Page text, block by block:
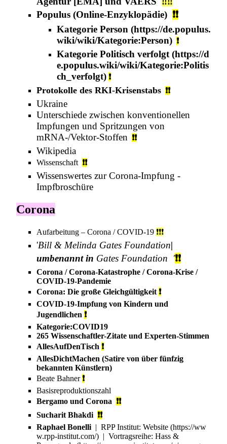
Populus (Online-Enzyklopädie) ❗❗
Kategorie Person
❗
Kategorie Politisch verfolgt
❗
Protokolle des RKI-Krisenstabs ❗❗
Ukraine
Unterschiede zwischen konventionellen
Impfungen und Spritzungen von
mRNA-/Vektor-Stoffen ❗❗
Wikipedia
Wissenschaft ❗❗
Wissenswertes zur Corona-Impfung -
Impfbroschüre
Corona
Aufarbeitung – Corona / COVID-19 ❗️❗️❗️
'Bill & Melinda Gates Foundation|
umbenannt in Gates Foundation '❗❗
Corona / Corona-Katastrophe / Corona-Krise /
COVID-19-Pandemie
Corona: Die große Gleichgültigkeit ❗
COVID-19-Impfung von Kindern und
Jugendlichen ❗
Kategorie:COVID19
265 Wissenschaftler-Zitate und Experten-Stimmen
AllesAufDenTisch ❗
AllesDichtMachen (Satire von über fünfzig
bekannten Künstlern)
Beate Bahner ❗
Basisreproduktionszahl
Bergamo und Corona ❗❗
Sucharit Bhakdi ❗❗
Raphael Bonelli| RPP Institut: Website
| Vortragsreihe: Hass &